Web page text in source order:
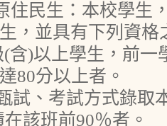
住民生：本校學生
，並具有下列資格
含)以上學生，前一
80分以上者。
試、考試方式錄取
該班前90％者。